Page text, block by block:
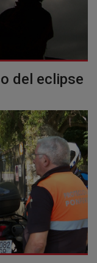
del eclipse